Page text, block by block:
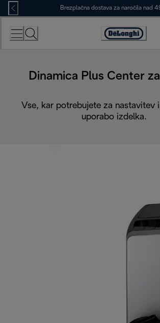
Skip
to
Content
Brezplačna dostava za naročila nad
Accessibility
Dinamica Plus Center
Vse, kar potrebujete za nastavitev
uporabo izdelka.